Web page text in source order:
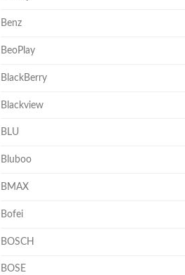
Benz
BeoPlay
BlackBerry
Blackview
BLU
Bluboo
BMAX
Bofei
BOSCH
BOSE